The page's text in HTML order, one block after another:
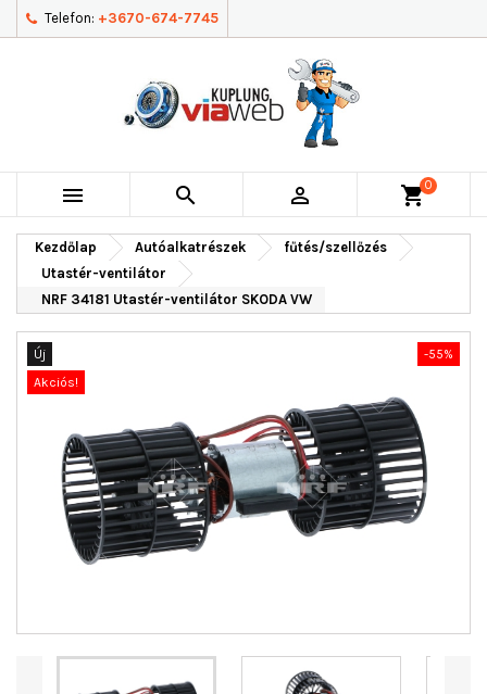
Telefon: +3670-674-7745
   shopping_cart0
Kezdőlap Autóalkatrészek
fűtés/szellőzés
Utastér-ventilátor
NRF 34181 Utastér-ventilátor SKODA VW
Új
-55%
Akciós!